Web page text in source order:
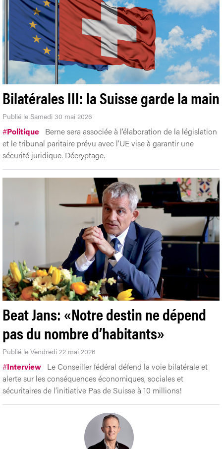
Bilatérales III: la Suisse garde la main
Publié le Samedi 30 mai 2026
# Politique Berne sera associée à l’élaboration de la législation
et le tribunal paritaire prévu avec l’UE vise à garantir une
sécurité juridique. Décryptage.
Beat Jans: «Notre destin ne dépend
pas du nombre d’habitants»
Publié le Vendredi 22 mai 2026
#Interview
Le Conseiller fédéral défend la voie bilatérale et
alerte sur les conséquences économiques, sociales et
sécuritaires de l’initiative Pas de Suisse à 10 millions!
PIERRE CORMON
Journaliste